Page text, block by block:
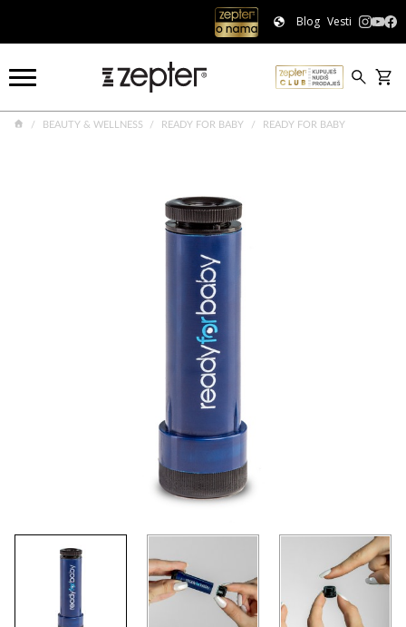
Blog Vesti
BEAUTY & WELLNESS READY FOR BABY READY FOR BABY